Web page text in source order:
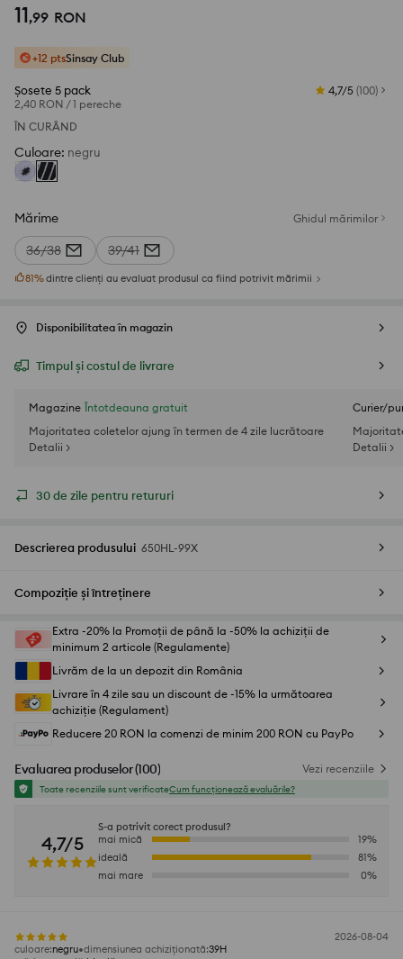
11,99 RON
+12 ptsSinsay Club
Șosete 5 pack
2,40 RON /1 pereche
4,7/5 (100)
ÎN CURÂND
Culoare: negru
Mărime Ghidul mărimilor
36/38 39/41
81%dintre clienți au evaluat produsul ca fiind potrivit mărimii
Disponibilitatea în magazin
Timpul și costul de livrare
Magazine Întotdeauna gratuit
Majoritatea coletelor ajung în termen de 4 zile lucrătoare
Detalii >
Curier/
Detalii >
30 de zile pentru retururi
Descrierea produsului 650HL-99X
Compoziție și întreținere
Extra -20% la Promoții de până la -50% la achiziții de
minimum 2 articole (Regulamente)
Livrăm de la un depozit din România
Livrare în 4 zile sau un discount de -15% la următoarea
achiziție (Regulament)
Reducere 20 RON la comenzi de minim 200 RON cu PayPo
Evaluarea produselor(100) Vezi recenziile
Toate recenziile sunt verificateCum funcționează evaluările?
4,7/5
S-a potrivit corect produsul?
mai mică
19%
ideală
81%
mai mare
0%
2026-08-04
culoare:negru dimensiunea achiziționată:39H